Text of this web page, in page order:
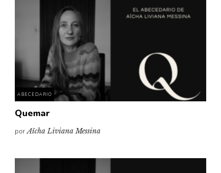
ABECEDARIO
Quemar
porAïcha Liviana Messina